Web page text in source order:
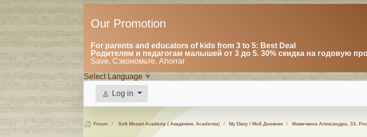
Our Promotion
For parents and educators of kids from 3 to 5: Best Deal
Родителям и педагогам малышей от 3 до 5. 30% скидка на годовую
Save, Сэкономьте, Ahorrar
Select Language▼
Log in
Forum Soft Mozart Academy ( Академия, Academia) My Diary / Мой Дневник Живичкина Александра, 33,